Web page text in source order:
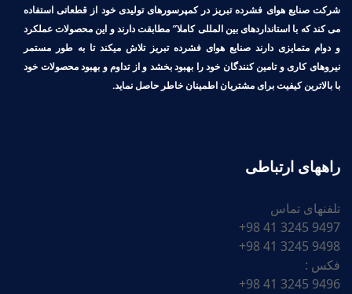
شرکت صنایع هوای فشرده تبریز در کمپرسورهای تولیدی خود از قطعاتی استفاده
می کند که با استانداردهای بین المللی کاملا″ مطابقت دارند و این محصولات عملکرد
و دوام متمایزی دارند صنایع هوای فشرده تبریز تلاش میکند تا به طور مستمر
نیروهای کاری و تامین کنندگان خود را بهبود بخشد و از تداوم و بهبود محصولات خود
با بالاترین کیفیت برای مشتریان اطمینان خاطر حاصل نماید.
راههای ارتباطی
تلفنهای تماس
9497 3245 41 98+
9498 3245 41 98+
فکس :
9496 3245 41 98+